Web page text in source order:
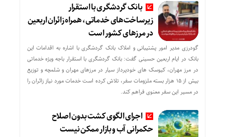
بانک گردشگری با استقرار
زیرساخت‌های خدماتی، همراه زائران اربعین
در مرزهای کشور است
گودرزی مدیر امور پشتیبانی و املاک بانک گردشگری با اشاره به اقدامات این
بانک در ایام اربعین حسینی گفت: بانک گردشگری با استقرار باجه ویژه خدماتی
در مرز مهران، کیوسک های خودپرداز سیار در مرزهای مهران و شلمچه و توزیع
بیش از ۱۵ هزار بسته ملزومات سفر، تلاش کرده است خدمات مورد نیاز زائران را
در مسیر این سفر معنوی فراهم کند.
اجرای الگوی کشت بدون اصلاح
حکمرانی آب و بازار ممکن نیست